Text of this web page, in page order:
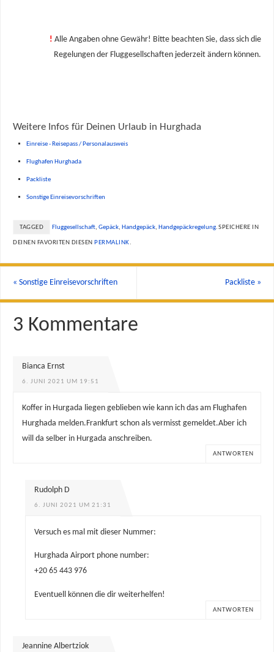
! Alle Angaben ohne Gewähr! Bitte beachten Sie, dass sich die
Regelungen der Fluggesellschaften jederzeit ändern können.
Weitere Infos für Deinen Urlaub in Hurghada
Einreise - Reisepass / Personalausweis
Flughafen Hurghada
Packliste
Sonstige Einreisevorschriften
TAGGED Fluggesellschaft,Gepäck,Handgepäck,Handgepäckregelung.SPEICHERE IN
DEINEN FAVORITEN DIESENPERMALINK.
« Sonstige Einreisevorschriften Packliste »
3 Kommentare
Bianca Ernst
6. JUNI 2021 UM 19:51
Koffer in Hurgada liegen geblieben wie kann ich das am Flughafen
Hurghada melden.Frankfurt schon als vermisst gemeldet.Aber ich
will da selber in Hurgada anschreiben.
ANTWORTEN
Rudolph D
6. JUNI 2021 UM 21:31
Versuch es mal mit dieser Nummer:
Hurghada Airport phone number:
+20 65 443 976
Eventuell können die dir weiterhelfen!
ANTWORTEN
Jeannine Albertziok